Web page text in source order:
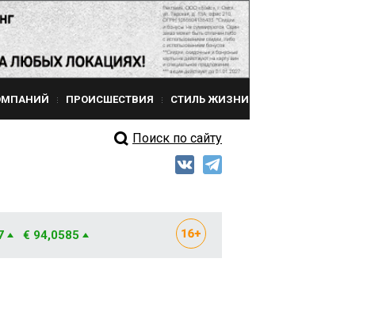
ПРОИСШЕСТВИЯ СТИЛЬ ЖИЗНИ
Поиск по сайту
€ 94,0585